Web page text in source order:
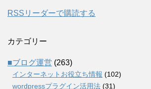
RSSリーダーで購読する
カテゴリー
■ブログ運営 (263)
インターネットお役立ち情報 (102)
wordpressプラグイン活用法 (31)